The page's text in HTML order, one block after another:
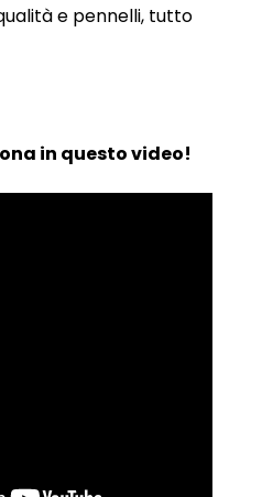
e pennelli, tutto
in questo video!